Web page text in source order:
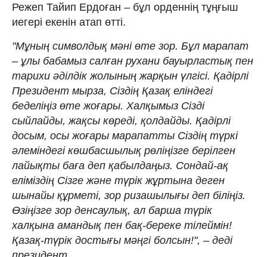
Режеп Тайип Ердоған – бұл орденнің тұңғыш
иегері екенін атап өтті.
"Мұның символдық мәні өте зор. Бұл марапат
– ұлы бабамыз салған рухани бауырластық пен
тарихи әділдік жолының жарқын үлгісі. Қадірлі
Президент мырза, Сіздің Қазақ еліндегі
беделіңіз өте жоғары. Халқымыз Сізді
сыйлайды, жақсы көреді, қолдайды. Қадірлі
досым, осы жоғары марапатты Сіздің түркі
әлеміндегі көшбасшылық рөліңізге берілген
лайықты баға деп қабылдаңыз. Сондай-ақ
еліміздің Сізге және түрік жұртына деген
шынайы құрметі, зор ризашылығы деп біліңіз.
Өзіңізге зор денсаулық, ал барша түрік
халқына амандық пен бақ-береке тілеймін!
Қазақ-түрік достығы мәңгі болсын!", – деді